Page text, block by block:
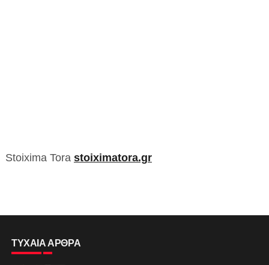
Stoixima Tora stoiximatora.gr
ΤΥΧΑΙΑ ΑΡΘΡΑ